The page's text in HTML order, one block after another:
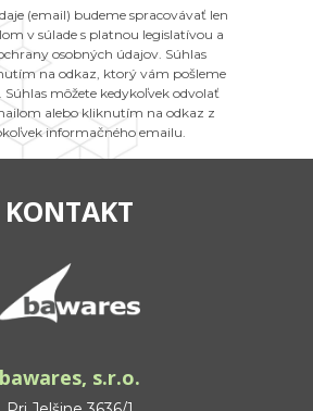
(email) budeme spracovávať len
v súlade s platnou legislatívou a
osobných údajov. Súhlas
na odkaz, ktorý vám pošleme
Súhlas môžete kedykoľvek odvolať
alebo kliknutím na odkaz z
informačného emailu.
KONTAKT
bawares, s.r.o.